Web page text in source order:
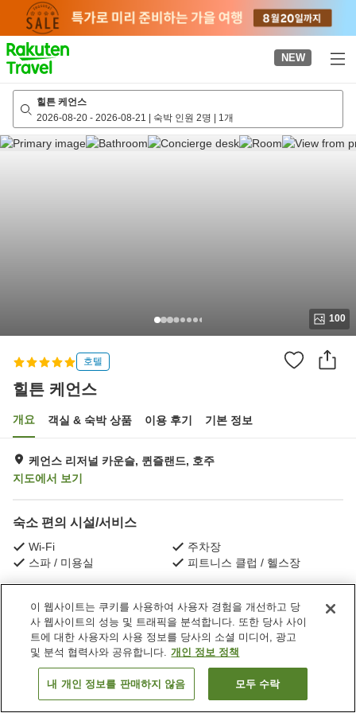
page
NEW
힐튼 케언스
2026-08-20 - 2026-08-21 | 숙박 인원 2명 | 1개
100
호텔
힐튼 케언스
개요 객실 & 숙박 상품 이용 후기 기본 정보
케언스 리저널 카운슬, 퀸즐랜드, 호주
지도에서 보기
숙소 편의 시설/서비스
Wi-Fi
주차장
스파 / 미용실
피트니스 클럽 / 헬스장
호주 퀸즐랜드 케언스 리저널 카운슬 힐튼 케언스
객실 보기
이 웹사이트는 쿠키를 사용하여 사용자 경험을 개선하고 당
사 웹사이트의 성능 및 트래픽을 분석합니다. 또한 당사 사이
트에 대한 사용자의 사용 정보를 당사의 소셜 미디어, 광고
및 분석 협력사와 공유합니다. 개인 정보 정책
내 개인 정보를 판매하지 않음 모두 수락